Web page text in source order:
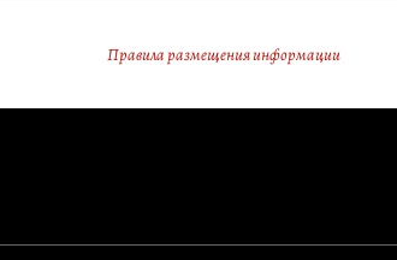
Правила размещения информации